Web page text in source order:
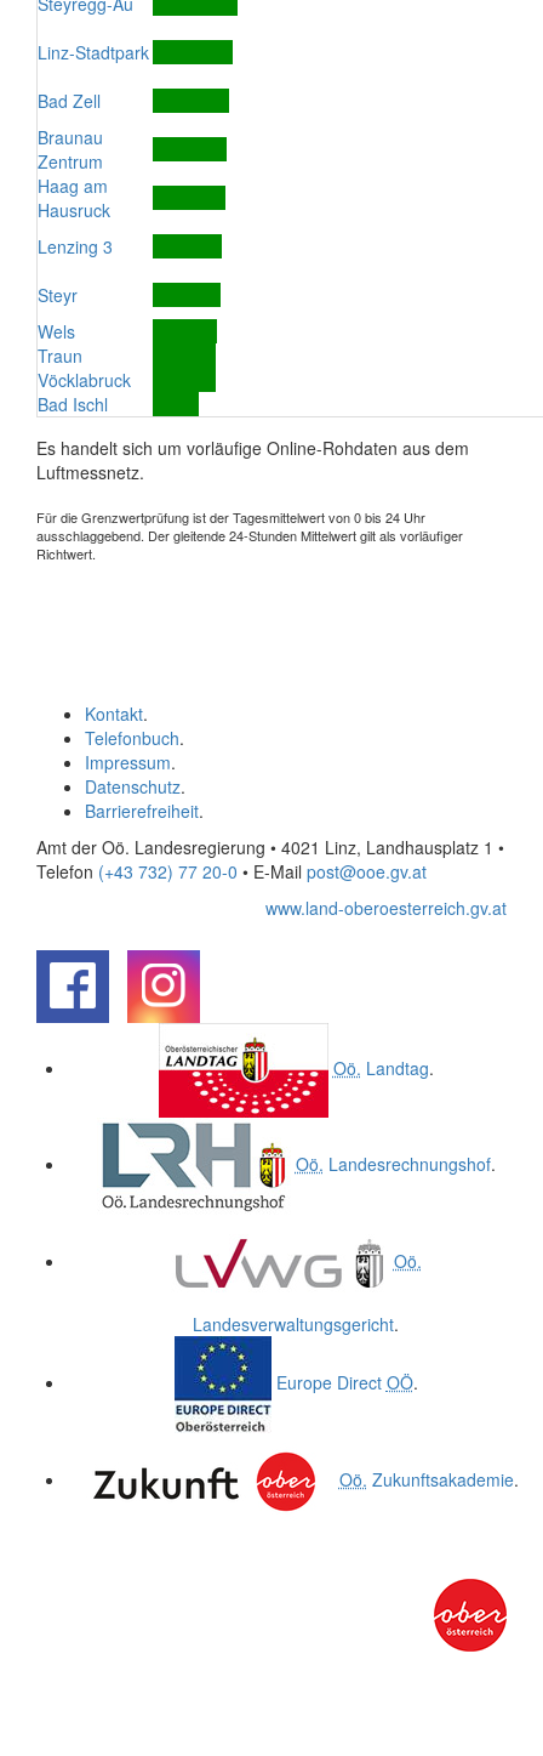
Linz-Stadtpark
Bad Zell
Braunau
Zentrum
Haag am
Hausruck
Lenzing 3
Steyr
Wels
Traun
Vöcklabruck
Bad Ischl
Es handelt sich um vorläufige Online-Rohdaten aus dem
Luftmessnetz.
Für die Grenzwertprüfung ist der Tagesmittelwert von 0 bis 24 Uhr
ausschlaggebend. Der gleitende 24-Stunden Mittelwert gilt als vorläufiger
Richtwert.
Kontakt.
Telefonbuch.
Impressum.
Datenschutz.
Barrierefreiheit.
Amt der Oö. Landesregierung • 4021 Linz, Landhausplatz 1 •
Telefon (+43 732) 77 20-0 • E-Mail post@ooe.gv.at
www.land-oberoesterreich.gv.at
Oö. Landtag.
Oö. Landesrechnungshof.
Oö.
Landesverwaltungsgericht.
Europe Direct OÖ.
Oö. Zukunftsakademie.